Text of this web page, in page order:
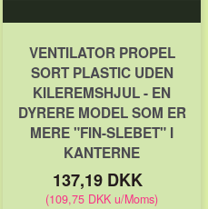
VENTILATOR PROPEL
SORT PLASTIC UDEN
KILEREMSHJUL - EN
DYRERE MODEL SOM ER
MERE "FIN-SLEBET" I
KANTERNE
137,19 DKK
(109,75 DKK u/Moms)